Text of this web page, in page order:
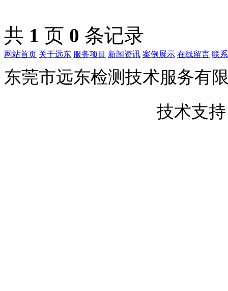
共 1 页 0 条记录
网站首页 关于远东 服务项目 新闻资讯 案例展示 在线留言 联
东莞市远东检测技术服务有
技术支